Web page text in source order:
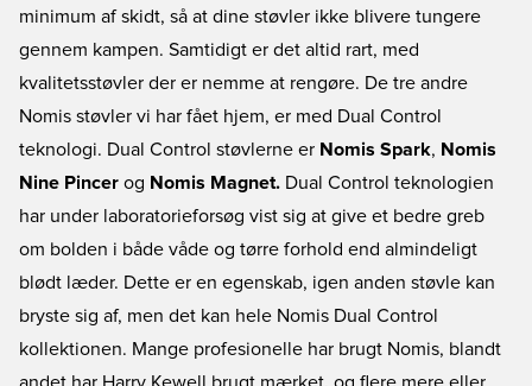
minimum af skidt, så at dine støvler ikke blivere tungere
gennem kampen. Samtidigt er det altid rart, med
kvalitetsstøvler der er nemme at rengøre. De tre andre
Nomis støvler vi har fået hjem, er med Dual Control
teknologi. Dual Control støvlerne er Nomis Spark, Nomis
Nine Pincer og Nomis Magnet. Dual Control teknologien
har under laboratorieforsøg vist sig at give et bedre greb
om bolden i både våde og tørre forhold end almindeligt
blødt læder. Dette er en egenskab, igen anden støvle kan
bryste sig af, men det kan hele Nomis Dual Control
kollektionen. Mange profesionelle har brugt Nomis, blandt